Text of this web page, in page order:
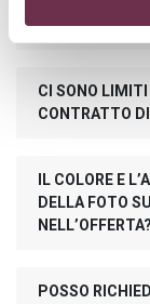
CONTRATTO?
CI SONO LIMITI
CONTRATTO
IL COLORE E
DELLA FOTO
NELL’OFFERTA?
POSSO